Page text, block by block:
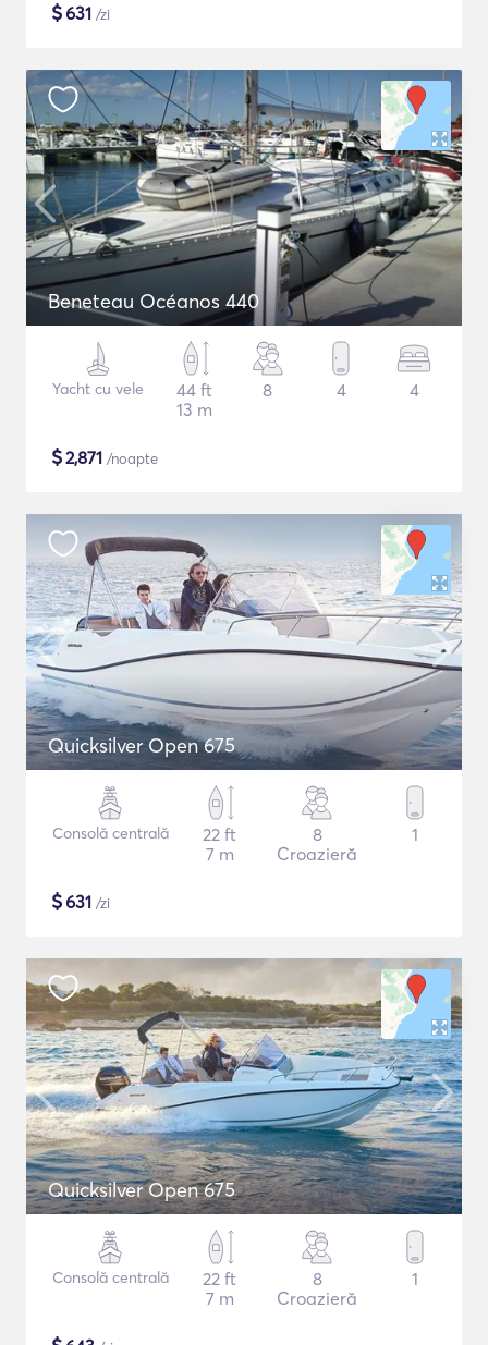
$631 /zi
Beneteau Océanos 440
Yacht cu vele
44 ft
13 m
8 4 4
$2,871 /noapte
Quicksilver Open 675
Consolă centrală
22 ft
7 m
8
Croazieră
1
$631 /zi
Quicksilver Open 675
Consolă centrală
22 ft
7 m
8
Croazieră
1